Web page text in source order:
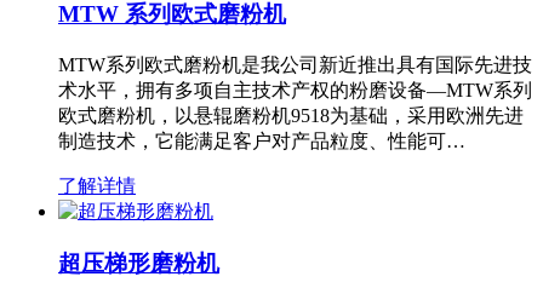
MTW 系列欧式磨粉机
MTW系列欧式磨粉机是我公司新近推出具有国际先进技
术水平，拥有多项自主技术产权的粉磨设备—MTW系列
欧式磨粉机，以悬辊磨粉机9518为基础，采用欧洲先进
制造技术，它能满足客户对产品粒度、性能可…
了解详情
超压梯形磨粉机